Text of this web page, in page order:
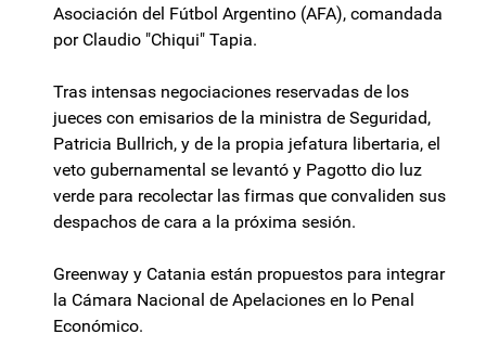
Asociación del Fútbol Argentino (AFA), comandada
por Claudio "Chiqui" Tapia.
Tras intensas negociaciones reservadas de los
jueces con emisarios de la ministra de Seguridad,
Patricia Bullrich, y de la propia jefatura libertaria, el
veto gubernamental se levantó y Pagotto dio luz
verde para recolectar las firmas que convaliden sus
despachos de cara a la próxima sesión.
Greenway y Catania están propuestos para integrar
la Cámara Nacional de Apelaciones en lo Penal
Económico.